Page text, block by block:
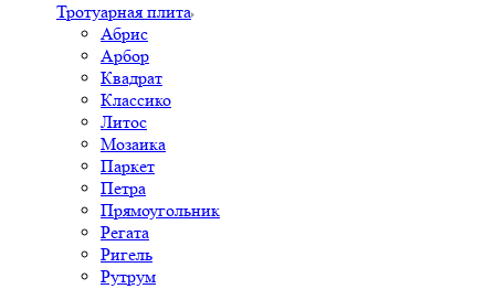
Тротуарная плита
Абрис
Арбор
Квадрат
Классико
Литос
Мозаика
Паркет
Петра
Прямоугольник
Регата
Ригель
Рутрум